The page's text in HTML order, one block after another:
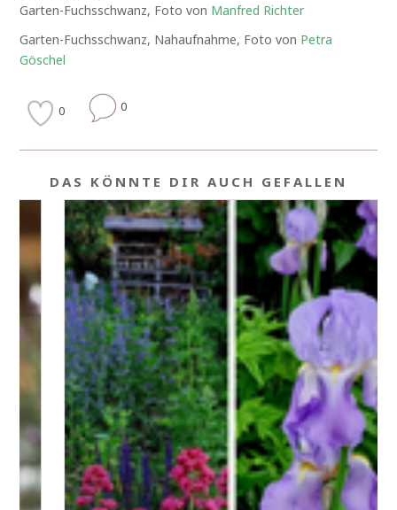
Garten-Fuchsschwanz, Foto von Manfred Richter
Garten-Fuchsschwanz, Nahaufnahme, Foto von Petra
Göschel
0 0
DAS KÖNNTE DIR AUCH GEFALLEN